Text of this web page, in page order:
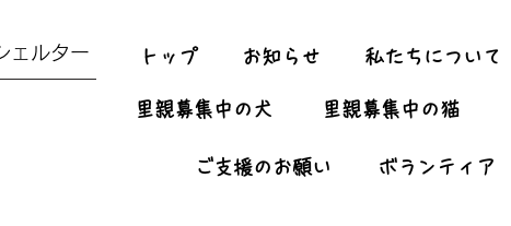
ェルター トップ お知らせ 私たちについて
里親募集中の犬 里親募集中の猫
ご支援のお願い ボランティア